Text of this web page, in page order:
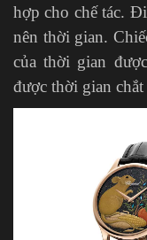
hợp cho chế tác.
nên thời gian.
của thời gian
được thời gian